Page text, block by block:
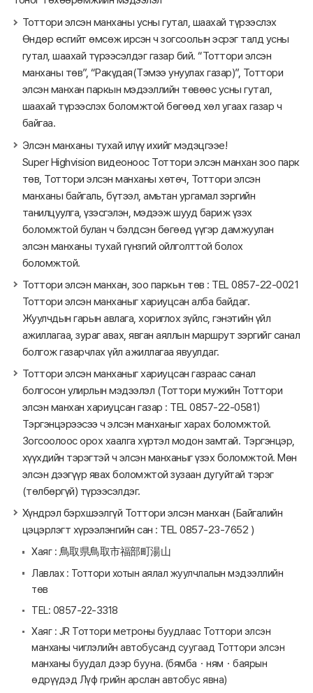
Тоттори элсэн манханы усны гутал, шаахай түрээслэх
Өндөр өсгийт өмсөж ирсэн ч зогсоолын эсрэг талд усны
гутал, шаахай түрээсэлдэг газар бий. “Тоттори элсэн
манханы төв”, “Ракүдая(Тэмээ унуулах газар)”, Тоттори
элсэн манхан паркын мэдээллийн төвөөс усны гутал,
шаахай түрээслэх боломжтой бөгөөд хөл угаах газар ч
байгаа.
Элсэн манханы тухай илүү ихийг мэдэцгээе!
Super Highvision видеоноос Тоттори элсэн манхан зоо парк
төв, Тоттори элсэн манханы хөтөч, Тоттори элсэн
манханы байгаль, бүтээл, амьтан ургамал зэргийн
танилцуулга, үзэсгэлэн, мэдээж шууд бариж үзэх
боломжтой булан ч бэлдсэн бөгөөд үүгэр дамжуулан
элсэн манханы тухай гүнзгий ойлголттой болох
боломжтой.
Тоттори элсэн манхан, зоо паркын төв : TEL 0857-22-0021
Тоттори элсэн манханыг хариуцсан алба байдаг.
Жуулчдын гарын авлага, хориглох зүйлс, гэнэтийн үйл
ажиллагаа, зураг авах, явган аяллын маршрут зэргийг санал
болгож газарчлах үйл ажиллагаа явуулдаг.
Тоттори элсэн манханыг хариуцсан газраас санал
болгосон улирлын мэдээлэл (Тоттори мужийн Тоттори
элсэн манхан хариуцсан газар : TEL 0857-22-0581）
Тэргэнцэрээсээ ч элсэн манханыг харах боломжтой.
Зогсоолоос орох хаалга хүртэл модон замтай. Тэргэнцэр,
хүүхдийн тэрэгтэй ч элсэн манханыг үзэх боломжтой. Мөн
элсэн дээгүүр явах боломжтой зузаан дугуйтай тэрэг
(төлбөргүй) түрээсэлдэг.
Хүндрэл бэрхшээлгүй Тоттори элсэн манхан (Байгалийн
цэцэрлэгт хүрээлэнгийн сан : TEL 0857-23-7652 )
Хаяг : 鳥取県鳥取市福部町湯山
Лавлах : Тоттори хотын аялал жуулчлалын мэдээллийн
төв
TEL: 0857-22-3318
Хаяг : JR Тоттори метроны буудлаас Тоттори элсэн
манханы чиглэлийн автобусанд суугаад Тоттори элсэн
манханы буудал дээр бууна. (бямба・ням・баярын
өдрүүдэд Лүф грийн арслан автобус явна)